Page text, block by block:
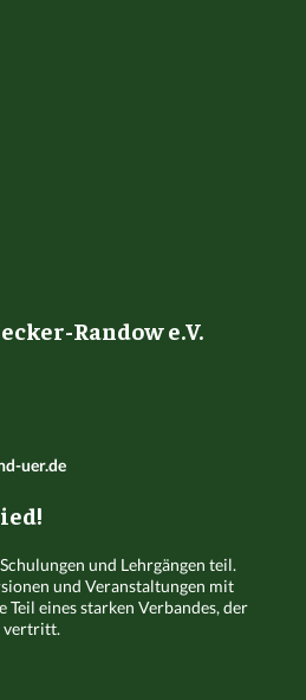
Randow e.V.
uer.de
und Lehrgängen teil.
und Veranstaltungen mit
Teil eines starken Verbandes, der
vertritt.